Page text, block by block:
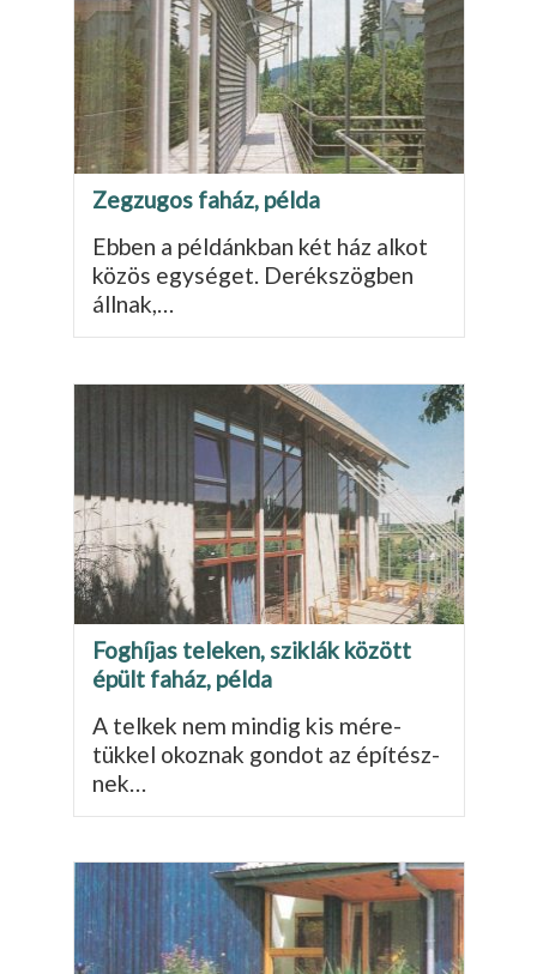
Zegzugos faház, példa
Ebben a példánkban két ház alkot
közös egysé­get. Derékszögben
állnak,…
Foghíjas teleken, sziklák között
épült faház, példa
A telkek nem mindig kis mére­
tükkel okoznak gondot az építész­
nek…